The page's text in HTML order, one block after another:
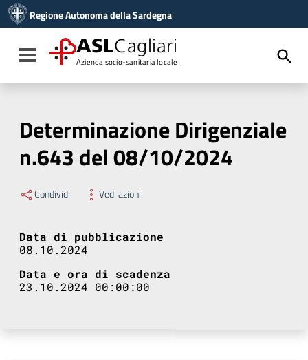
Vai al menu di navigazione
Vai al footer
Regione Autonoma della Sardegna
Toggle navigation
ASLCagliari
Azienda socio-sanitaria locale
Determinazione Dirigenziale
n.643 del 08/10/2024
Condividi Vedi azioni
Data di pubblicazione
08.10.2024
Data e ora di scadenza
23.10.2024 00:00:00